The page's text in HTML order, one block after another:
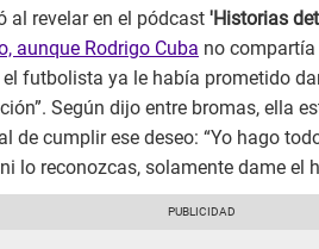
al revelar en el pódcast 'Historias
aunque Rodrigo Cuba no
futbolista ya le había prometido
Según dijo entre bromas, ella
de cumplir ese deseo: “Yo hago
lo reconozcas, solamente dame el